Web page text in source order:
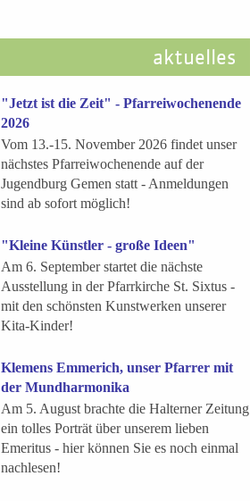
aktuelles
"Jetzt ist die Zeit" - Pfarreiwochenende
2026
Vom 13.-15. November 2026 findet unser
nächstes Pfarreiwochenende auf der
Jugendburg Gemen statt - Anmeldungen
sind ab sofort möglich!
"Kleine Künstler - große Ideen"
Am 6. September startet die nächste
Ausstellung in der Pfarrkirche St. Sixtus -
mit den schönsten Kunstwerken unserer
Kita-Kinder!
Klemens Emmerich, unser Pfarrer mit
der Mundharmonika
Am 5. August brachte die Halterner Zeitung
ein tolles Porträt über unserem lieben
Emeritus - hier können Sie es noch einmal
nachlesen!